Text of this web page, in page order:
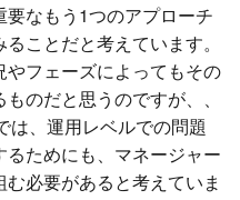
なもう1つのアプローチ
ことだと考えています。
やフェーズによってもその
のだと思うのですが、、
は、運用レベルでの問題
ためにも、マネージャー
必要があると考えていま